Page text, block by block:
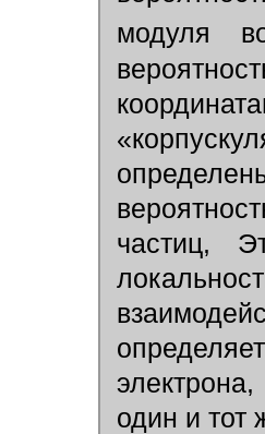
модуля
частиц,
один и тот